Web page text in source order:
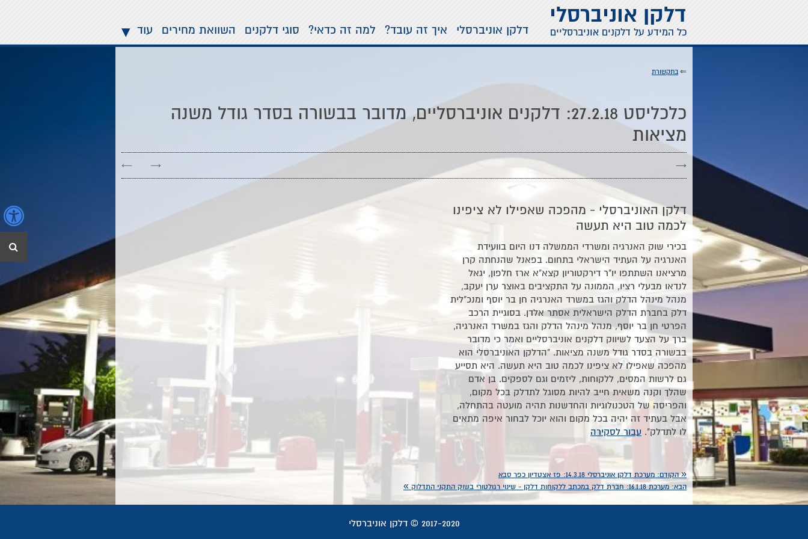
דלקן אוניברסלי
כל המידע על דלקנים אוניברסליים דלקן אוניברסלי איך זה עובד? למה זה כדאי? סוגי דלקנים השוואת מחירים עוד ▾
⇐ בתקשורת
כלכליסט 27.2.18: דלקנים אוניברסליים, מדובר בבשורה בסדר גודל משנה
מציאות
→
→
←
דלקן האוניברסלי - מהפכה שאפילו לא ציפינו
לכמה טוב היא תעשה
בכירי שוק האנרגיה ומשרדי הממשלה דנו היום בוועידת
האנרגיה על העתיד הישראלי בתחום. בפאנל שהנחתה קרן
מרציאנו השתתפו יו"ר דירקטוריון קצא"א ארז חלפון, יגאל
לנדאו מבעלי רציו, הממונה על התקציבים באוצר ערן יעקב,
מנהל מינהל הדלק והגז במשרד האנרגיה חן בר יוסף ומנכ"לית
דלק בחברת הדלק הישראלית אסתר אלדן. בסוגיית הרכב
הפרטי חן בר יוסף, מנהל מינהל הדלק והגז במשרד האנרגיה,
ברך על הצעד לשיווק דלקנים אוניברסליים ואמר כי מדובר
בבשורה בסדר גודל משנה מציאות. "הדלקן האוניברסלי הוא
מהפכה שאפילו לא ציפינו לכמה טוב היא תעשה. היא תסייע
גם לרשות המסים, ללקוחות, ליזמים וגם לספקים. בן אדם
שהלך וקנה משאית חייב להיות מסוגל לתדלק בכל מקום,
והפריסה של הטכנולוגיות והחדשנות תהיה מועטה בהתחלה,
אבל בעתיד זה יהיה בכל מקום והוא יוכל לבחור איפה מתאים
לו לתדלק". עבור לסקירה
«הקודם: מערכת דלקן אוניברסלי 14.3.18: פז אצטדיון כפר סבא
הבא:מערכת 16.1.18: חברת דלק במכתב ללקוחות דלקן - שינוי רגולטורי בשוק התקני התדלוק »
2017-2020 © דלקן אוניברסלי